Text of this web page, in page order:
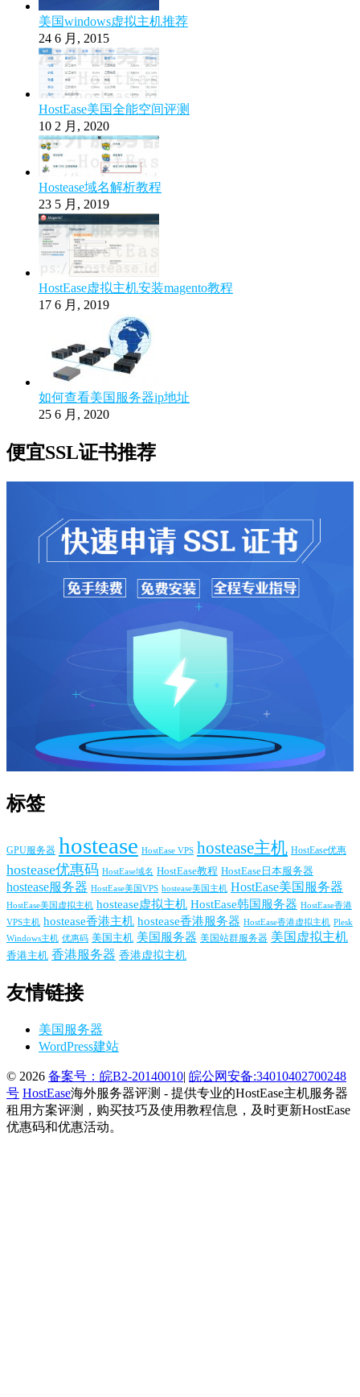
美国windows虚拟主机推荐
24 6 月, 2015
HostEase美国全能空间评测
10 2 月, 2020
Hostease域名解析教程
23 5 月, 2019
HostEase虚拟主机安装magento教程
17 6 月, 2019
如何查看美国服务器ip地址
25 6 月, 2020
便宜SSL证书推荐
标签
GPU服务器 hostease HostEase VPS hostease主机 HostEase优惠
hostease优惠码 HostEase域名 HostEase教程 HostEase日本服务器
hostease服务器 HostEase美国VPS hostease美国主机 HostEase美国服务器
HostEase美国虚拟主机 hostease虚拟主机 HostEase韩国服务器 HostEase香港
VPS主机 hostease香港主机 hostease香港服务器 HostEase香港虚拟主机 Plesk
Windows主机 优惠码 美国主机 美国服务器 美国站群服务器 美国虚拟主机
香港主机 香港服务器 香港虚拟主机
友情链接
美国服务器
WordPress建站
© 2026 备案号：皖B2-20140010| 皖公网安备:34010402700248
号 HostEase海外服务器评测 - 提供专业的HostEase主机服务器
租用方案评测，购买技巧及使用教程信息，及时更新HostEase
优惠码和优惠活动。